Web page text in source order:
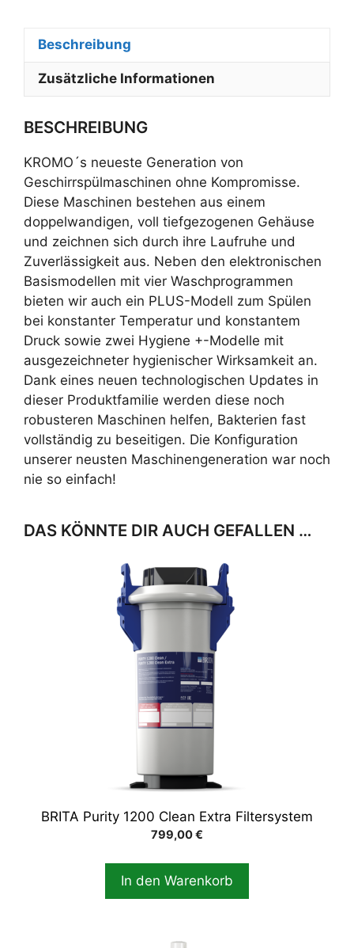
Beschreibung
Zusätzliche Informationen
BESCHREIBUNG
KROMO´s neueste Generation von
Geschirrspülmaschinen ohne Kompromisse.
Diese Maschinen bestehen aus einem
doppelwandigen, voll tiefgezogenen Gehäuse
und zeichnen sich durch ihre Laufruhe und
Zuverlässigkeit aus. Neben den elektronischen
Basismodellen mit vier Waschprogrammen
bieten wir auch ein PLUS-Modell zum Spülen
bei konstanter Temperatur und konstantem
Druck sowie zwei Hygiene +-Modelle mit
ausgezeichneter hygienischer Wirksamkeit an.
Dank eines neuen technologischen Updates in
dieser Produktfamilie werden diese noch
robusteren Maschinen helfen, Bakterien fast
vollständig zu beseitigen. Die Konfiguration
unserer neusten Maschinengeneration war noch
nie so einfach!
DAS KÖNNTE DIR AUCH GEFALLEN …
BRITA Purity 1200 Clean Extra Filtersystem
799,00€
In den Warenkorb